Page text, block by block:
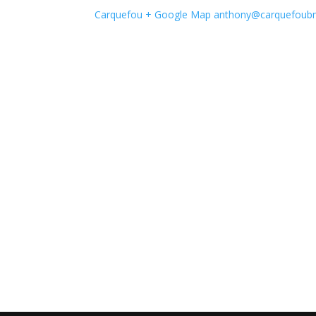
Carquefou + Google Map